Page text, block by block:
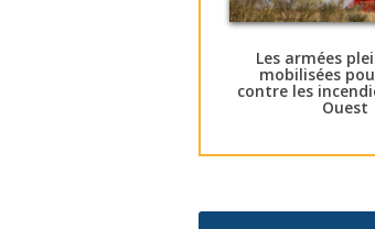
Les armées
mobilisées
contre les
Ouest